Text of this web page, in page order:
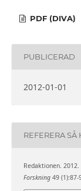
PDF (DIVA)
PUBLICERAD
2012-01-01
REFERERA SÅ
Redaktionen. 2012.
Forskning49 (1):87-